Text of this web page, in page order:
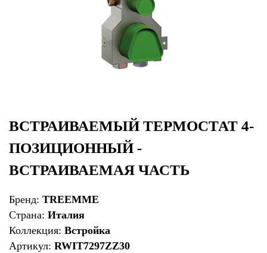
ВСТРАИВАЕМЫЙ ТЕРМОСТАТ 4-
ПОЗИЦИОННЫЙ -
ВСТРАИВАЕМАЯ ЧАСТЬ
Бренд: TREEMME
Страна: Италия
Коллекция: Встройка
Артикул: RWIT7297ZZ30